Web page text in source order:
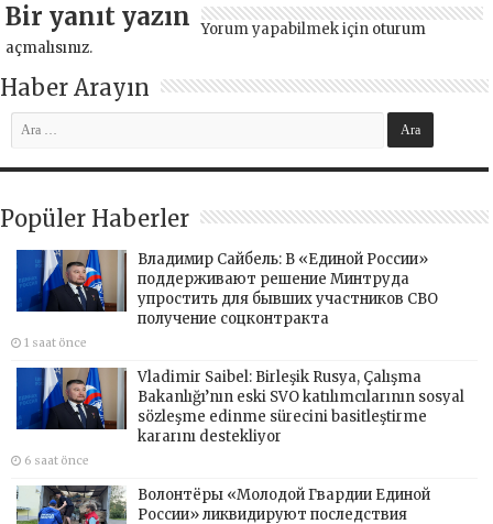
Bir yanıt yazın Yorum yapabilmek için oturum
açmalısınız.
Haber Arayın
Popüler Haberler
Владимир Сайбель: В «Единой России»
поддерживают решение Минтруда
упростить для бывших участников СВО
получение соцконтракта
1 saat önce
Vladimir Saibel: Birleşik Rusya, Çalışma
Bakanlığı’nın eski SVO katılımcılarının sosyal
sözleşme edinme sürecini basitleştirme
kararını destekliyor
6 saat önce
Волонтёры «Молодой Гвардии Единой
России» ликвидируют последствия